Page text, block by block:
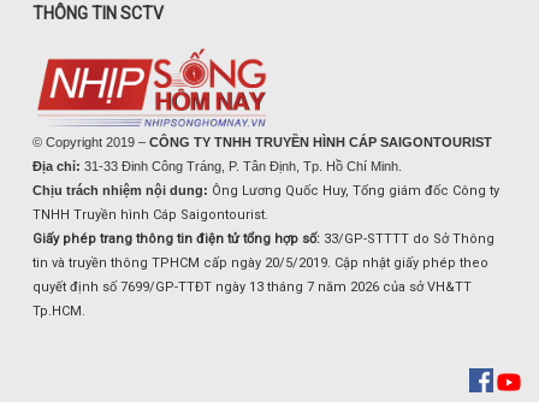
THÔNG TIN SCTV
© Copyright 2019 – CÔNG TY TNHH TRUYỀN HÌNH CÁP SAIGONTOURIST
Địa chỉ: 31-33 Đinh Công Tráng, P. Tân Định, Tp. Hồ Chí Minh.
Chịu trách nhiệm nội dung: Ông Lương Quốc Huy, Tổng giám đốc Công ty
TNHH Truyền hình Cáp Saigontourist.
Giấy phép trang thông tin điện tử tổng hợp số: 33/GP-STTTT do Sở Thông
tin và truyền thông TPHCM cấp ngày 20/5/2019. Cập nhật giấy phép theo
quyết định số 7699/GP-TTĐT ngày 13 tháng 7 năm 2026 của sở VH&TT
Tp.HCM.